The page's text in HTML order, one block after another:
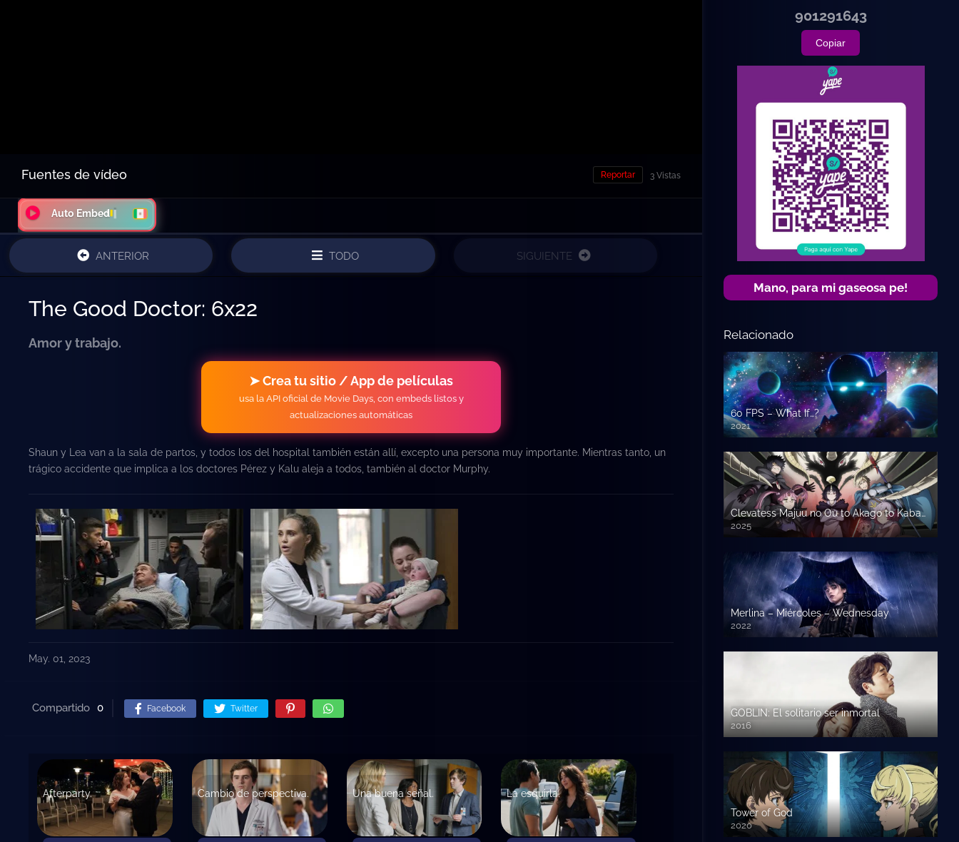
Fuentes de vídeo 3 Vistas
Reportar
Auto Embed
ANTERIOR TODO SIGUIENTE
The Good Doctor: 6x22
Amor y trabajo.
➤ Crea tu sitio / App de películas
usa la API oficial de Movie Days, con embeds listos y
actualizaciones automáticas
Shaun y Lea van a la sala de partos, y todos los del hospital también están allí, excepto una persona muy importante. Mientras tanto, un
trágico accidente que implica a los doctores Pérez y Kalu aleja a todos, también al doctor Murphy.
May. 01, 2023
Compartido 0 Facebook Twitter
Afterparty. Cambio de perspectiva. Una buena señal. La esquirla.
901291643
Copiar
Mano, para mi gaseosa pe!
Relacionado
60 FPS – What If…?
2021
Clevatess Majuu no Ou to Akago to Kabane no Yuusha
2025
Merlina – Miércoles – Wednesday
2022
GOBLIN: El solitario ser inmortal
2016
Tower of God
2020